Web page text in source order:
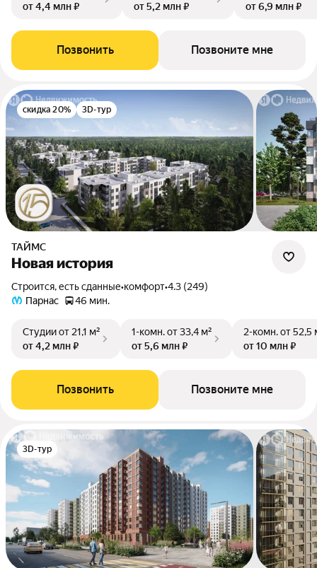
от 4,4 млн ₽
от 5,2 млн ₽
от 6,9 млн ₽
Позвонить Позвоните мне
скидка 20% 3D-тур
ТАЙМС
Новая история
Строится, есть сданные•комфорт•4.3 (249)
Парнас
46 мин.
Студииот 21,1 м²
от 4,2 млн ₽
1-комн.от 33,4 м²
от 5,6 млн ₽
2-комн.от 52,5
от 10 млн ₽
Позвонить Позвоните мне
3D-тур